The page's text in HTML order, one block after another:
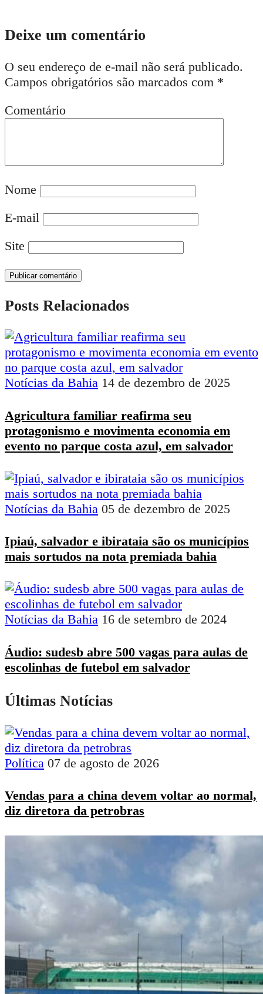
Deixe um comentário
O seu endereço de e-mail não será publicado.
Campos obrigatórios são marcados com *
Comentário
Nome
E-mail
Site
Posts Relacionados
Notícias da Bahia 14 de dezembro de 2025
Agricultura familiar reafirma seu
protagonismo e movimenta economia em
evento no parque costa azul, em salvador
Notícias da Bahia 05 de dezembro de 2025
Ipiaú, salvador e ibirataia são os municípios
mais sortudos na nota premiada bahia
Notícias da Bahia 16 de setembro de 2024
Áudio: sudesb abre 500 vagas para aulas de
escolinhas de futebol em salvador
Últimas Notícias
Política 07 de agosto de 2026
Vendas para a china devem voltar ao normal,
diz diretora da petrobras